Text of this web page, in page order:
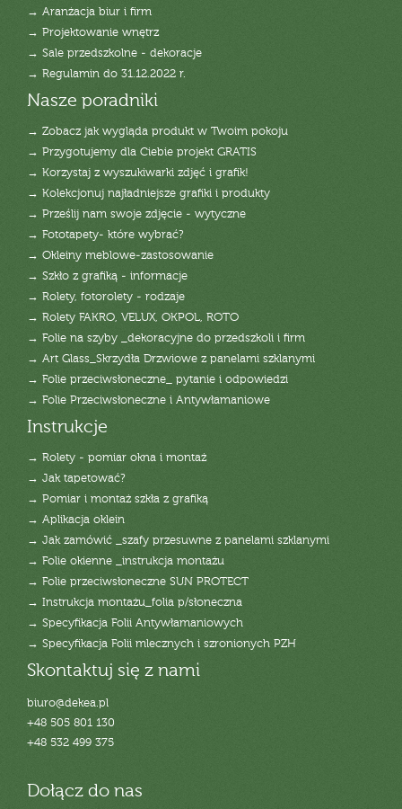
→ Aranżacja biur i firm
→ Projektowanie wnętrz
→ Sale przedszkolne - dekoracje
→ Regulamin do 31.12.2022 r.
Nasze poradniki
→ Zobacz jak wygląda produkt w Twoim pokoju
→ Przygotujemy dla Ciebie projekt GRATIS
→ Korzystaj z wyszukiwarki zdjęć i grafik!
→ Kolekcjonuj najładniejsze grafiki i produkty
→ Prześlij nam swoje zdjęcie - wytyczne
→ Fototapety- które wybrać?
→ Okleiny meblowe-zastosowanie
→ Szkło z grafiką - informacje
→ Rolety, fotorolety - rodzaje
→ Rolety FAKRO, VELUX, OKPOL, ROTO
→ Folie na szyby _dekoracyjne do przedszkoli i firm
→ Art Glass_Skrzydła Drzwiowe z panelami szklanymi
→ Folie przeciwsłoneczne_ pytanie i odpowiedzi
→ Folie Przeciwsłoneczne i Antywłamaniowe
Instrukcje
→ Rolety - pomiar okna i montaż
→ Jak tapetować?
→ Pomiar i montaż szkła z grafiką
→ Aplikacja oklein
→ Jak zamówić _szafy przesuwne z panelami szklanymi
→ Folie okienne _instrukcja montażu
→ Folie przeciwsłoneczne SUN PROTECT
→ Instrukcja montażu_folia p/słoneczna
→ Specyfikacja Folii Antywłamaniowych
→ Specyfikacja Folii mlecznych i szronionych PZH
Skontaktuj się z nami
biuro@dekea.pl
+48 505 801 130
+48 532 499 375
Dołącz do nas